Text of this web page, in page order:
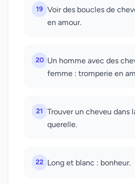
19 Voir des boucles de
en amour.
20 Un homme avec des
femme : tromperie en
21 Trouver un cheveu dans
querelle.
22 Long et blanc : bonheur.